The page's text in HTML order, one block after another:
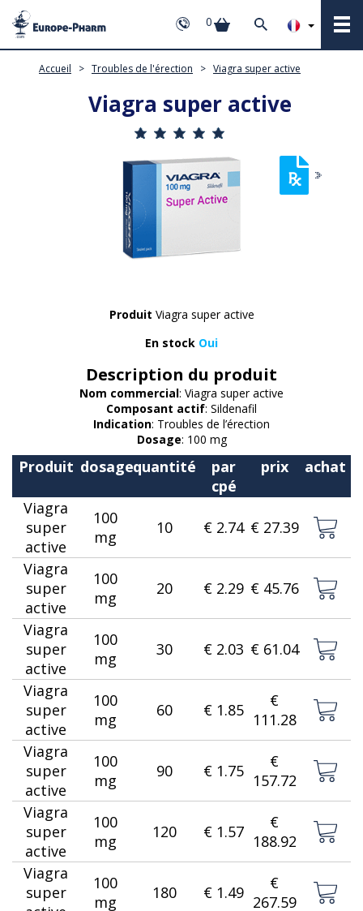
0
Accueil > Troubles de l'érection > Viagra super active
Viagra super active
Produit Viagra super active
En stock Oui
Description du produit
Nom commercial: Viagra super active
Composant actif: Sildenafil
Indication: Troubles de l’érection
Dosage: 100 mg
Produit dosagequantité
par
cpé
prix achat
Viagra
super
active
100
mg
10 € 2.74 € 27.39
Viagra
super
active
100
mg
20 € 2.29 € 45.76
Viagra
super
active
100
mg
30 € 2.03 € 61.04
Viagra
super
active
100
mg
60 € 1.85
€
111.28
Viagra
super
active
100
mg
90 € 1.75
€
157.72
Viagra
super
active
100
mg
120 € 1.57
€
188.92
Viagra
super
100
mg
180 € 1.49
€
267.59